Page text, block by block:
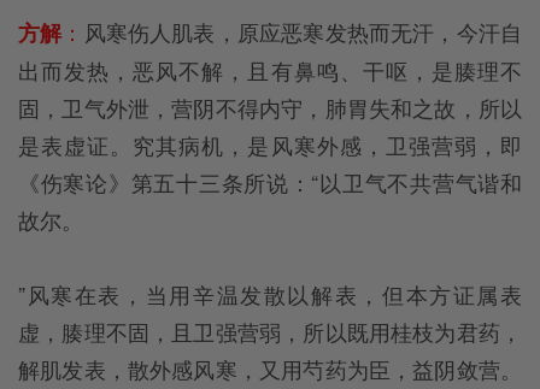
方解 ： 风寒伤人肌表，原应恶寒发热而无汗，今汗自
出而发热，恶风不解，且有鼻鸣、干呕，是腠理不
固，卫气外泄，营阴不得内守，肺胃失和之故，所以
是表虚证。究其病机，是风寒外感，卫强营弱，即
《伤寒论》第五十三条所说：“以卫气不共营气谐和
故尔。
”风寒在表，当用辛温发散以解表，但本方证属表
虚，腠理不固，且卫强营弱，所以既用桂枝为君药，
解肌发表，散外感风寒，又用芍药为臣，益阴敛营。